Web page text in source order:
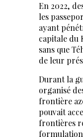
En 2022,
les
ayant
capitale du
sans que
de leur
Durant la
organisé
frontière
pouvait
frontières
formulation